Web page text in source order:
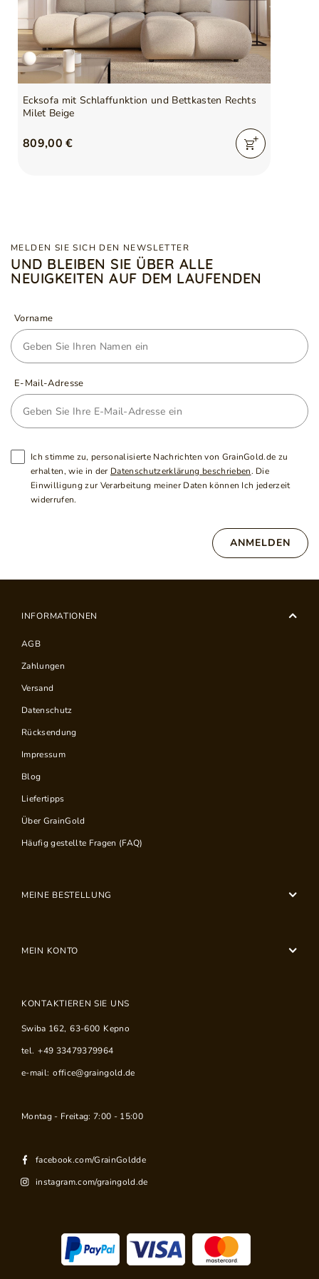
Gewicht 96 kg
Kissen inklusive Ja
Verantwortliche Stelle für
dieses Produkt in der EU
GrainGold Sp z o.o.
Mehr
Symbol5905242967331
Ecksofa mit Schlaffunktion und Bettkasten Rechts
Milet Beige
809,00 €
MELDEN SIE SICH DEN NEWSLETTER
UND BLEIBEN SIE ÜBER ALLE
NEUIGKEITEN AUF DEM LAUFENDEN
Vorname
E-Mail-Adresse
Ich stimme zu, personalisierte Nachrichten von GrainGold.de zu
erhalten, wie in der Datenschutzerklärung beschrieben. Die
Einwilligung zur Verarbeitung meiner Daten können Ich jederzeit
widerrufen.
ANMELDEN
INFORMATIONEN
AGB
Zahlungen
Versand
Datenschutz
Rücksendung
Impressum
Blog
Liefertipps
Über GrainGold
Häufig gestellte Fragen (FAQ)
MEINE BESTELLUNG
MEIN KONTO
KONTAKTIEREN SIE UNS
Swiba 162, 63-600 Kepno
tel. +49 33479379964
e-mail: office@graingold.de
Montag - Freitag: 7:00 - 15:00
facebook.com/GrainGoldde
instagram.com/graingold.de